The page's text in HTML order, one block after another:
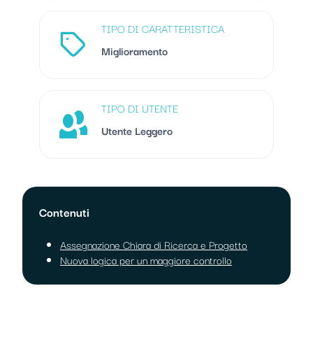
TIPO DI CARATTERISTICA
Miglioramento
TIPO DI UTENTE
Utente Leggero
Contenuti
Assegnazione Chiara di Ricerca e Progetto
Nuova logica per un maggiore controllo